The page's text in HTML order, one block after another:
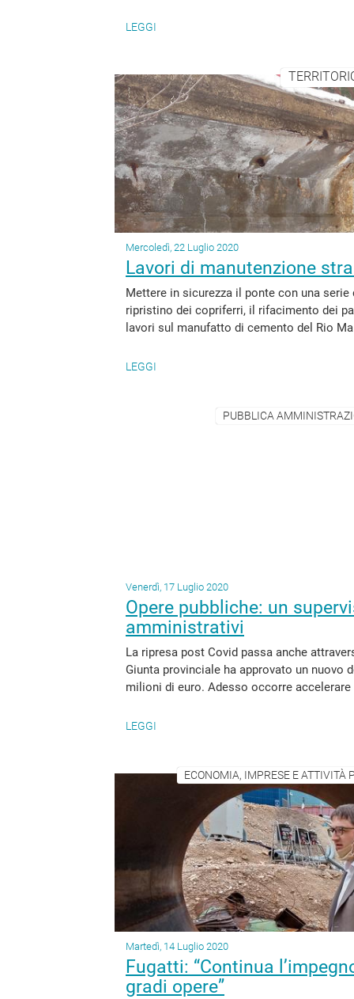
LEGGI
Mercoledì, 22 Luglio 2020
Lavori di manutenzione
Mettere in sicurezza il ponte con una
ripristino dei copriferri, il rifacimento dei
lavori sul manufatto di cemento del Rio
LEGGI
PUBBLICA
Venerdì, 17 Luglio 2020
Opere pubbliche: un
amministrativi
La ripresa post Covid passa anche
Giunta provinciale ha approvato un nuovo
milioni di euro. Adesso occorre
LEGGI
ECONOMIA, IMPRESE E ATTIVITÀ
Martedì, 14 Luglio 2020
Fugatti: “Continua
gradi opere”